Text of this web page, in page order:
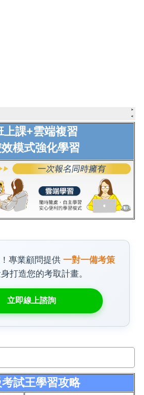
上課+雲端複習
模式強化學習
專業顧問提供 一對一備考策
打造您的考取計畫。
立即線上諮詢
試王學習攻略